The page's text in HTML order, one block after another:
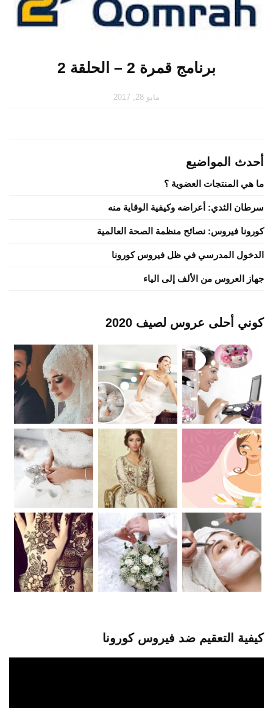
برنامج قمرة 2 – الحلقة 2
مايو 28, 2017
أحدث المواضيع
ما هي المنتجات العضوية ؟
سرطان الثدي: أعراضه وكيفية الوقاية منه
كورونا فيروس: نصائح منظمة الصحة العالمية
الدخول المدرسي في ظل فيروس كورونا
جهاز العروس من الألف إلى الياء
كوني أحلى عروس لصيف 2020
كيفية التعقيم ضد فيروس كورونا